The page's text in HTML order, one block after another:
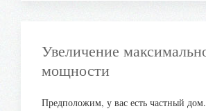
Увеличение
мощности
Предположим, у вас есть частный